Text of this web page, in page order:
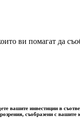
ви помагат да
инвестиции в
съобразени с